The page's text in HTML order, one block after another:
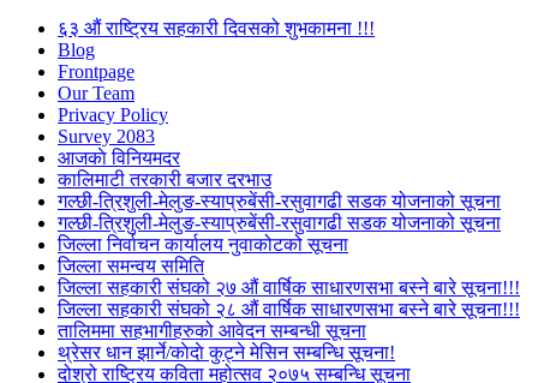
६३ औं राष्ट्रिय सहकारी दिवसको शुभकामना !!!
Blog
Frontpage
Our Team
Privacy Policy
Survey 2083
आजकाे विनियमदर
कालिमाटी तरकारी बजार दरभाउ
गल्छी-त्रिशुली-मेलुङ-स्याप्रुबेंसी-रसुवागढी सडक योजनाको सूचना
गल्छी-त्रिशुली-मेलुङ-स्याप्रुबेंसी-रसुवागढी सडक योजनाको सूचना
जिल्ला निर्वाचन कार्यालय नुवाकोटको सूचना
जिल्ला समन्वय समिति
जिल्ला सहकारी संघको २७ औं वार्षिक साधारणसभा बस्ने बारे सूचना!!!
जिल्ला सहकारी संघको २८ औं वार्षिक साधारणसभा बस्ने बारे सूचना!!!
तालिममा सहभागीहरुको आवेदन सम्बन्धी सूचना
थ्रेसर धान झार्ने/काेदाे कुट्ने मेसिन सम्बन्धि सूचना!
दोश्रो राष्ट्रिय कविता महोत्सव २०७५ सम्बन्धि सूचना